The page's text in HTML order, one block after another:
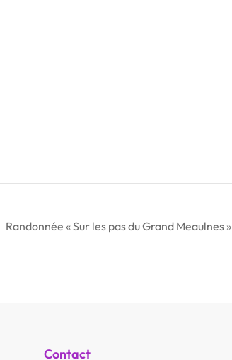
Randonnée « Sur les pas du Grand Meaulnes »
Contact